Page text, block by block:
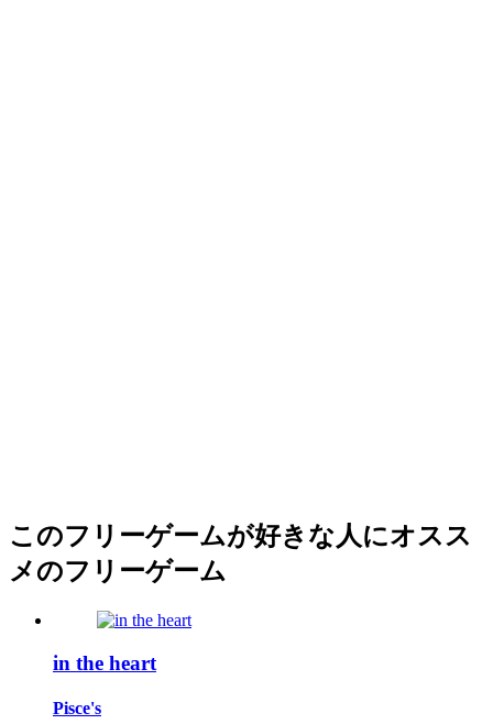
このフリーゲームが好きな人にオスス
メのフリーゲーム
in the heart
Pisce's